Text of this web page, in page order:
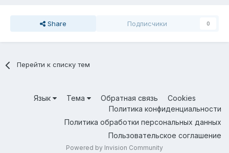
Share Подписчики 0
Перейти к списку тем
Язык Тема Обратная связь
Cookies
Политика конфиденциальности
Политика обработки персональных данных
Пользовательское соглашение
Powered by Invision Community